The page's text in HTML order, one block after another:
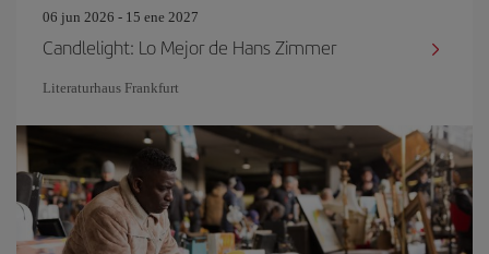
06 jun 2026 - 15 ene 2027
Candlelight: Lo Mejor de Hans Zimmer
Literaturhaus Frankfurt